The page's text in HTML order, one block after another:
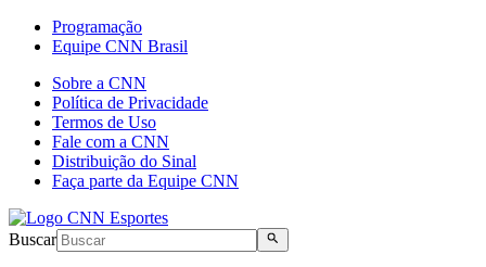
Programação
Equipe CNN Brasil
Sobre a CNN
Política de Privacidade
Termos de Uso
Fale com a CNN
Distribuição do Sinal
Faça parte da Equipe CNN
Buscar